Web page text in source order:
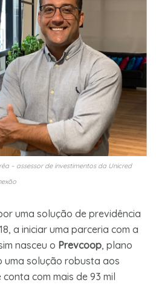
– assessor de investimentos da Unicred
uma solução de previdência
a iniciar uma parceria com a
nasceu o Prevcoop, plano
uma solução robusta aos
com mais de 93 mil